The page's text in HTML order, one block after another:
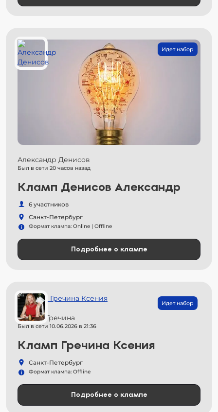
Идет набор
Александр Денисов
Был в сети 20 часов назад
Кламп Денисов Александр
6 участников
Санкт-Петербург
Формат клампа: Online | Offline
Подробнее о клампе
Идет набор
Ксения Гречина
Был в сети 10.06.2026 в 21:36
Кламп Гречина Ксения
Санкт-Петербург
Формат клампа: Offline
Подробнее о клампе